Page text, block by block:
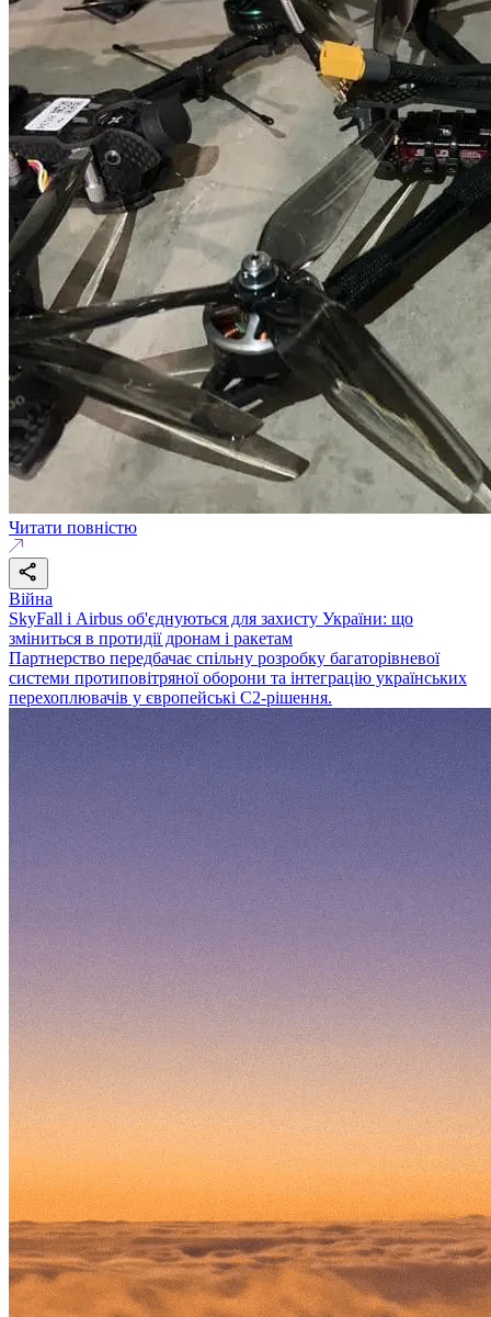
Читати повністю
Війна
SkyFall і Airbus об'єднуються для захисту України: що
зміниться в протидії дронам і ракетам
Партнерство передбачає спільну розробку багаторівневої
системи протиповітряної оборони та інтеграцію українських
перехоплювачів у європейські C2-рішення.